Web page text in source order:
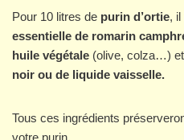
Pour 10 litres de purin d’ortie, il
essentielle de romarin
huile végétale (olive, colza…) et
noir ou de liquide vaisselle.
Tous ces ingrédients